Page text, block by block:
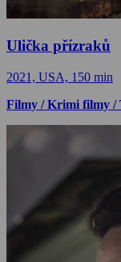
Ulička přízraků
2021, USA, 150 min
Filmy / Krimi filmy /